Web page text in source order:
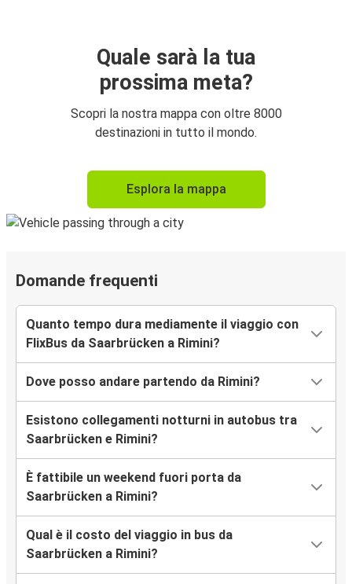
Quale sarà la tua
prossima meta?
Scopri la nostra mappa con oltre 8000
destinazioni in tutto il mondo.
Esplora la mappa
Domande frequenti
Quanto tempo dura mediamente il viaggio con
FlixBus da Saarbrücken a Rimini?
Dove posso andare partendo da Rimini?
Esistono collegamenti notturni in autobus tra
Saarbrücken e Rimini?
È fattibile un weekend fuori porta da
Saarbrücken a Rimini?
Qual è il costo del viaggio in bus da
Saarbrücken a Rimini?